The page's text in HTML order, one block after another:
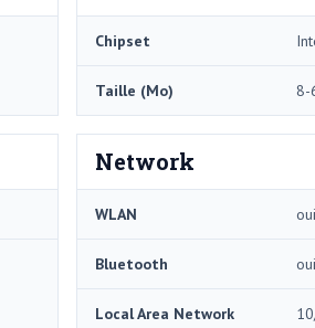
Chipset
Taille (Mo) 8-
Network
WLAN oui
Bluetooth oui
Local Area Network